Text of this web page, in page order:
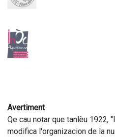
Avertiment
Qe cau notar que tanlèu 1922,
modifica l'organizacion de la